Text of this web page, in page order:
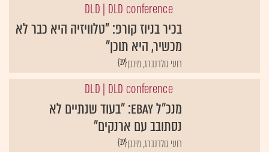
DLD | DLD conference
בכיר בניוז קורפ: "טלוויזיה היא כבר לא
מכשיר, היא תוכן"
{19}רועי גולדנברג, מינכן
DLD | DLD conference
מנכ"ל eBay: "בעוד שנתיים לא
נסתובב עם ארנקים"
{19}רועי גולדנברג, מינכן